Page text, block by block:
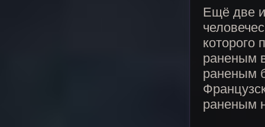
Ещё две
которого
раненым
раненым
раненым